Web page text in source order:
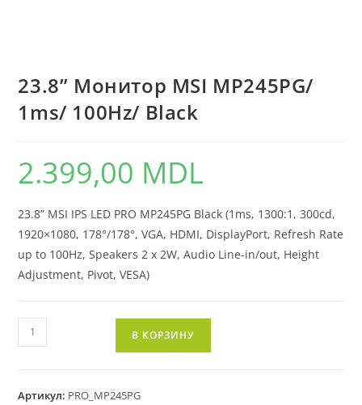
23.8” Монитор MSI MP245PG/
1ms/ 100Hz/ Black
2.399,00 MDL
23.8” MSI IPS LED PRO MP245PG Black (1ms, 1300:1, 300cd,
1920×1080, 178°/178°, VGA, HDMI, DisplayPort, Refresh Rate
up to 100Hz, Speakers 2 x 2W, Audio Line-in/out, Height
Adjustment, Pivot, VESA)
В КОРЗИНУ
Артикул: PRO_MP245PG